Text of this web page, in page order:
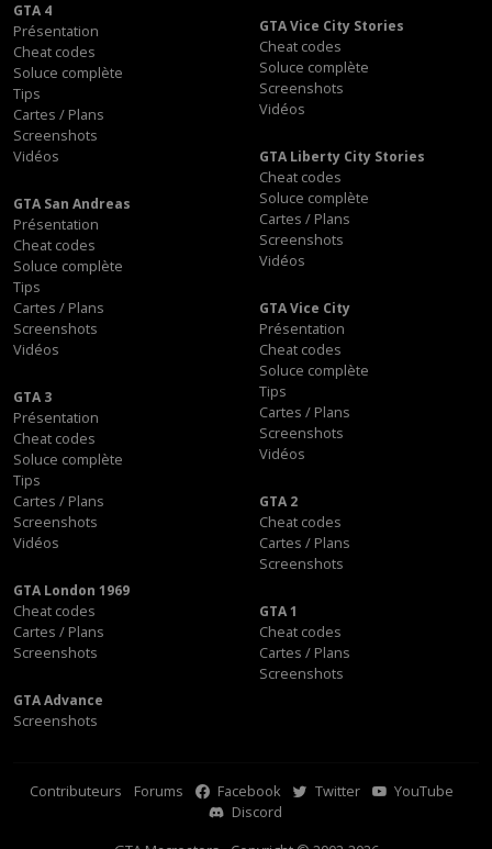
GTA 4
Présentation
Cheat codes
Soluce complète
Tips
Cartes / Plans
Screenshots
Vidéos
GTA Vice City Stories
Cheat codes
Soluce complète
Screenshots
Vidéos
GTA Liberty City Stories
Cheat codes
Soluce complète
Cartes / Plans
Screenshots
Vidéos
GTA San Andreas
Présentation
Cheat codes
Soluce complète
Tips
Cartes / Plans
Screenshots
Vidéos
GTA Vice City
Présentation
Cheat codes
Soluce complète
Tips
Cartes / Plans
Screenshots
Vidéos
GTA 3
Présentation
Cheat codes
Soluce complète
Tips
Cartes / Plans
Screenshots
Vidéos
GTA 2
Cheat codes
Cartes / Plans
Screenshots
GTA London 1969
Cheat codes
Cartes / Plans
Screenshots
GTA 1
Cheat codes
Cartes / Plans
Screenshots
GTA Advance
Screenshots
Contributeurs Forums Facebook Twitter
YouTube
Discord